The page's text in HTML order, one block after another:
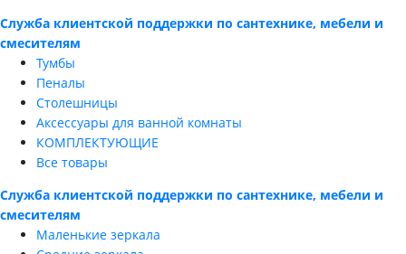
Служба клиентской поддержки по сантехнике, мебели и
смесителям
Тумбы
Пеналы
Столешницы
Аксессуары для ванной комнаты
КОМПЛЕКТУЮЩИЕ
Все товары
Служба клиентской поддержки по сантехнике, мебели и
смесителям
Маленькие зеркала